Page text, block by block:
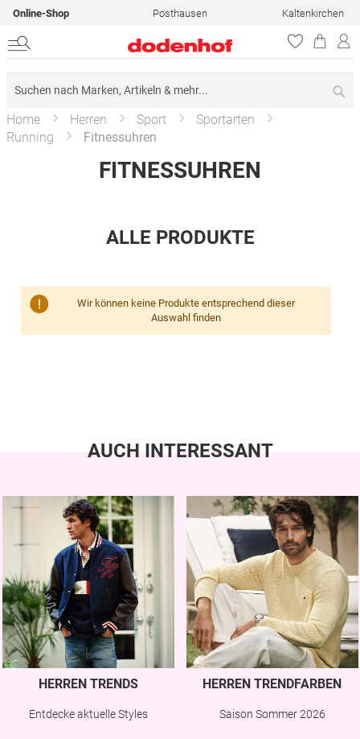
Online-Shop Posthausen Kaltenkirchen
Home Herren Sport
Sportarten
Running
Fitnessuhren
FITNESSUHREN
ALLE PRODUKTE
Wir können keine Produkte entsprechend dieser
Auswahl finden
AUCH INTERESSANT
HERREN TRENDS
Entdecke aktuelle Styles
HERREN TRENDFARBEN
Saison Sommer 2026